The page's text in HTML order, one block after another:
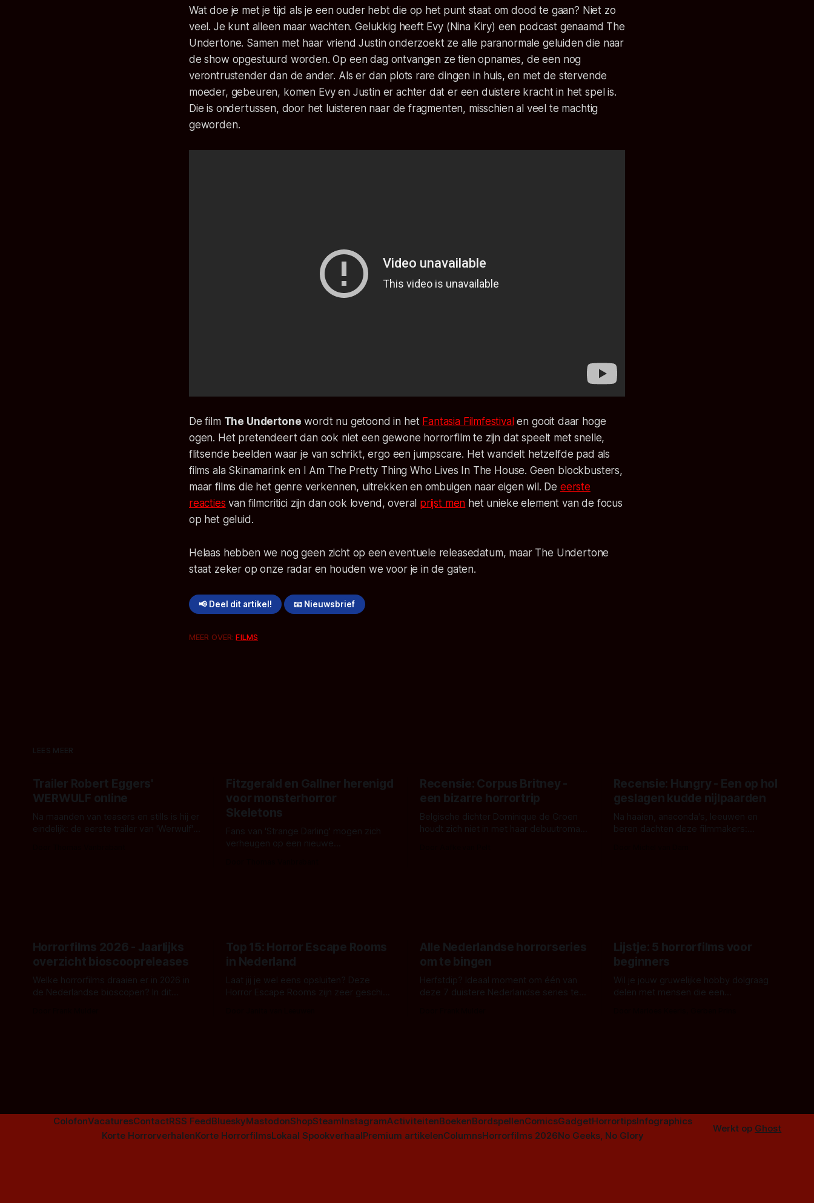
Wat doe je met je tijd als je een ouder hebt die op het punt staat om dood te gaan? Niet zo
veel. Je kunt alleen maar wachten. Gelukkig heeft Evy (Nina Kiry) een podcast genaamd The
Undertone. Samen met haar vriend Justin onderzoekt ze alle paranormale geluiden die naar
de show opgestuurd worden. Op een dag ontvangen ze tien opnames, de een nog
verontrustender dan de ander. Als er dan plots rare dingen in huis, en met de stervende
moeder, gebeuren, komen Evy en Justin er achter dat er een duistere kracht in het spel is.
Die is ondertussen, door het luisteren naar de fragmenten, misschien al veel te machtig
geworden.
De film The Undertone wordt nu getoond in het Fantasia Filmfestivalen gooit daar hoge
ogen. Het pretendeert dan ook niet een gewone horrorfilm te zijn dat speelt met snelle,
flitsende beelden waar je van schrikt, ergo een jumpscare. Het wandelt hetzelfde pad als
films ala Skinamarink en I Am The Pretty Thing Who Lives In The House. Geen blockbusters,
maar films die het genre verkennen, uitrekken en ombuigen naar eigen wil. De eerste
reacties van filmcritici zijn dan ook lovend, overal prijst men het unieke element van de focus
op het geluid.
Helaas hebben we nog geen zicht op een eventuele releasedatum, maar The Undertone
staat zeker op onze radar en houden we voor je in de gaten.
📢 Deel dit artikel! 📧 Nieuwsbrief
MEER OVER:FILMS
LEES MEER
Trailer Robert Eggers'
WERWULF online
Na maanden van teasers en stills is hij er
eindelijk: de eerste trailer van 'Werwulf'.
Fitzgerald en Gallner herenigd
voor monsterhorror
Skeletons
Fans van 'Strange Darling' mogen zich
verheugen op een nieuwe
Recensie: Corpus Britney -
een bizarre horrortrip
Belgische dichter Dominique de Groen
houdt zich niet in met haar debuutroman.
Recensie: Hungry - Een op hol
geslagen kudde nijlpaarden
Na haaien, anaconda's, leeuwen en
beren dachten deze filmmakers:
Horrorfilms 2026 - Jaarlijks
overzicht bioscoopreleases
Welke horrorfilms draaien er in 2026 in
de Nederlandse bioscopen? In dit
Top 15: Horror Escape Rooms
in Nederland
Laat jij je wel eens opsluiten? Deze
Horror Escape Rooms zijn zeer geschikt
Alle Nederlandse horrorseries
om te bingen
Herfstdip? Ideaal moment om één van
deze 7 duistere Nederlandse series te
Lijstje: 5 horrorfilms voor
beginners
Wil je jouw gruwelijke hobby dolgraag
delen met mensen die een
ColofonVacaturesContactRSS FeedBlueskyMastodonShopSteamInstagramActiviteitenBoekenBordspellenComicsGadgetHorrortipsInfographics
Korte HorrorverhalenKorte HorrorfilmsLokaal SpookverhaalPremium artikelenColumnsHorrorfilms 2026No Geeks, No Glory
Werkt op Ghost